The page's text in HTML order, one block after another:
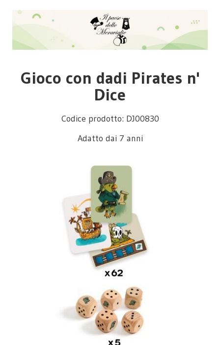
Gioco con dadi Pirates n'
Dice
Codice prodotto: DJ00830
Adatto dai 7 anni